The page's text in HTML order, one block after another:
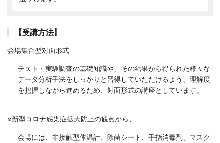
【受講方法】
会場集合型対面形式
テスト・実験調査の基礎知識や、その結果から得られた様々な
データ分析手法をしっかりと習得していただけるよう、理解度
を把握しながら進めるため、対面形式の講座としています。
※新型コロナ感染症拡大防止の観点から、
会場には、非接触型体温計、除菌シート、手指消毒剤、マスク